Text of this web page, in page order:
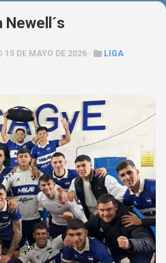
Newell´s
15 DE MAYO DE 2026 ·
LIGA